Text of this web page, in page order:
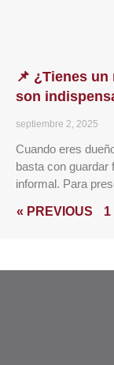
📌 ¿Tienes
son
septiembre 2, 2025
Cuando eres
basta con guardar
informal. Para
« PREVIOUS 1